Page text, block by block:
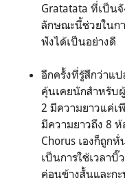
Gratatata ที่เป็น
ลักษณะนี้ช่วยในก
ฟังได้เป็นอย่างดี
อีกครั้งที่รู้สึกว่าแ
คุ้นเคยนักสำหรับ
2 มีความยาวแค่เ
มีความยาวถึง 8
Chorus เองก็ถูก
เป็นการใช้เวลา
ค่อนข้างสั้นและก